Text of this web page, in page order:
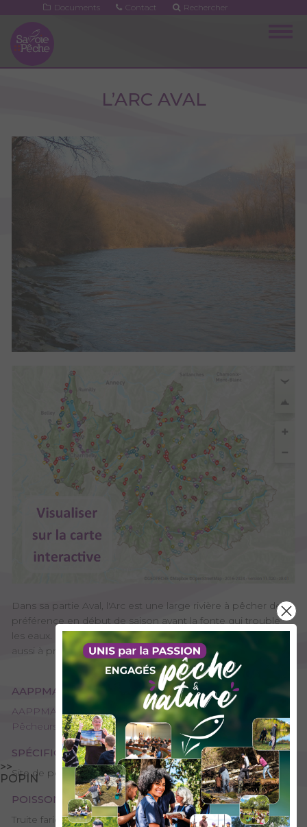
contenu
principal
Documents Contact Rechercher
>>
POPIN
L’ARC AVAL
Dans sa partie Aval, l'Arc est une large rivière à pêcher de
préférence en début de saison avant la fonte qui trouble
les eaux. Parfois, à la fin de la saison, de jolies sessions sont
aussi à prévoir.
AAPPMA GESTIONNAIRE
AAPPMA de La Chambre / Aiguebelle - L'amicale des
Pêcheurs de l'Arc
SPÉCIFICITÉS
Site de pêche - 1ère catégorie, Domaine public
POISSONS PRÉSENTS
Truite fario, Truite arc-en-ciel